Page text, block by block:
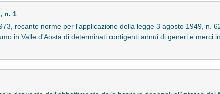
n. 1
recante norme per l'applicazione della legge 3 agosto 1949, n.
in Valle d'Aosta di determinati contigenti annui di generi e merci